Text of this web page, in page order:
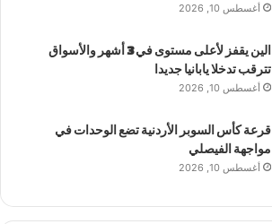
أغسطس 10, 2026
الين يقفز لأعلى مستوى في 3 أشهر والأسواق
تترقب تدخلا يابانيا جديدا
أغسطس 10, 2026
قرعة كأس السوبر الأردنية تضع الوحدات في
مواجهة الفيصلي
أغسطس 10, 2026